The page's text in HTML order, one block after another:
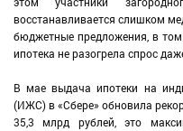
восстанавливается слишком
бюджетные предложения, в
ипотека не разогрела спрос
В мае выдача ипотеки на
(ИЖС) в «Сбере» обновила
35,3 млрд рублей, это